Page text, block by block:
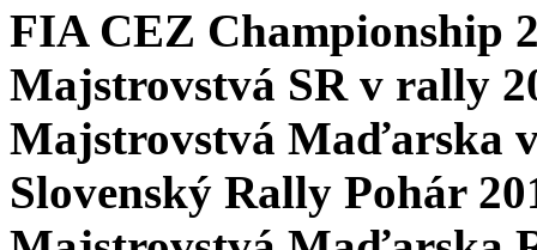
FIA CEZ Championship
Majstrovstvá SR v rally
Majstrovstvá Maďarska
Slovenský Rally Pohár